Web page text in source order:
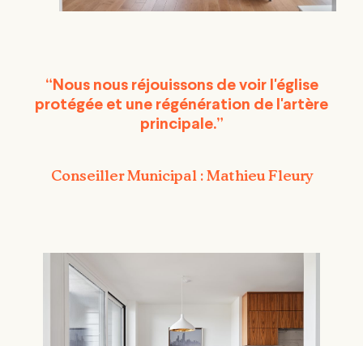
“Nous nous réjouissons de voir l'église
protégée et une régénération de l'artère
principale.”
Conseiller Municipal : Mathieu Fleury